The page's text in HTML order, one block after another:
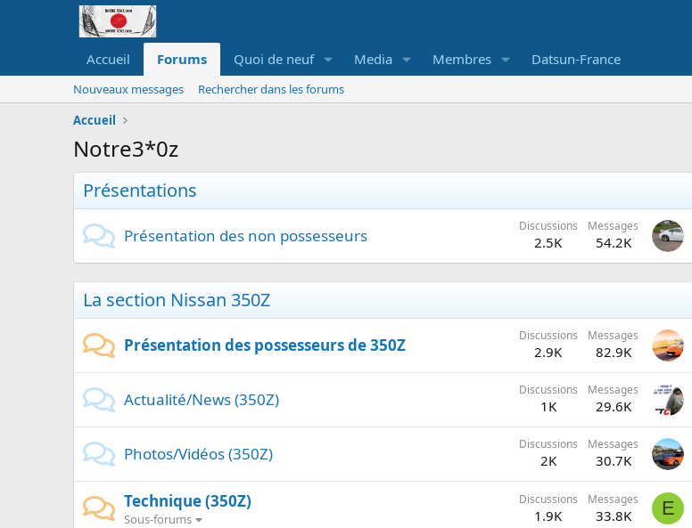
Accueil Forums Quoi de neuf Media Membres Datsun-France
Nouveaux messages
Rechercher dans les forums
Accueil
Notre3*0z
Présentations
Présentation des non possesseurs Discussions
2.5K
Messages
54.2K
La section Nissan 350Z
Présentation des possesseurs de 350Z Discussions
2.9K
Messages
82.9K
Actualité/News (350Z) Discussions
1K
Messages
29.6K
Photos/Vidéos (350Z) Discussions
2K
Messages
30.7K
Technique (350Z)
Sous-forums
Discussions
1.9K
Messages
33.8K E